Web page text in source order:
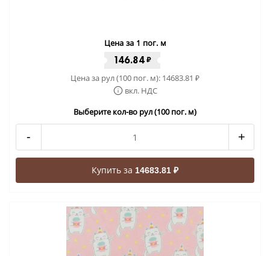
Цена за 1 пог. м
146.84 ₽
Цена за рул (100 пог. м): 14683.81 ₽
вкл. НДС
Выберите кол-во рул (100 пог. м)
- +
Купить за 14683.81 ₽